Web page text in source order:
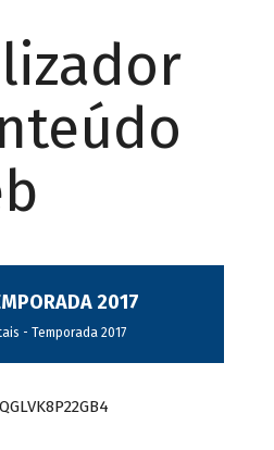
2017
- Temporada 2017